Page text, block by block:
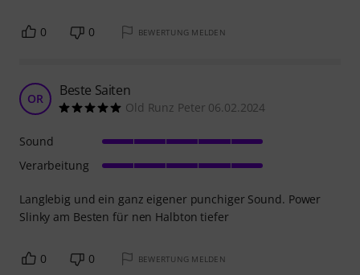
0 0 BEWERTUNG MELDEN
OR Beste Saiten
Old Runz Peter 06.02.2024
Langlebig und ein ganz eigener punchiger Sound. Power
Slinky am Besten für nen Halbton tiefer
Sound
Verarbeitung
0 0 BEWERTUNG MELDEN